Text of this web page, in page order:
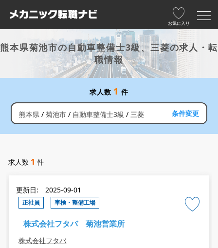
お気に入り
熊本県菊池市の自動車整備士3級、三菱の求人・転
職情報
求人数 1 件
熊本県 菊池市 自動車整備士3級 三菱 条件変更
求人数 1 件
更新日: 2025-09-01
正社員 車検・整備工場
株式会社フタバ 菊池営業所
株式会社フタバ